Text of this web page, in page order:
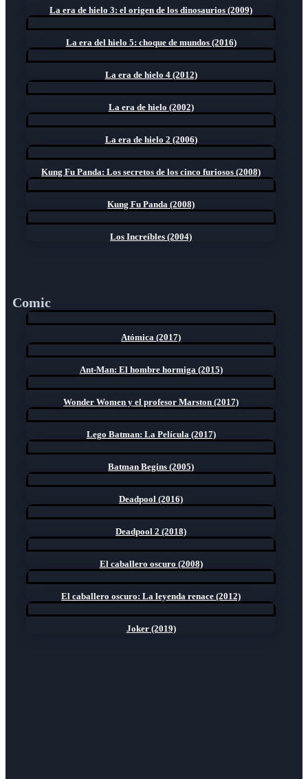
La era de hielo 3: el origen de los dinosaurios (2009)
La era del hielo 5: choque de mundos (2016)
La era de hielo 4 (2012)
La era de hielo (2002)
La era de hielo 2 (2006)
Kung Fu Panda: Los secretos de los cinco furiosos (2008)
Kung Fu Panda (2008)
Los Increíbles (2004)
Comic
Atómica (2017)
Ant-Man: El hombre hormiga (2015)
Wonder Women y el profesor Marston (2017)
Lego Batman: La Película (2017)
Batman Begins (2005)
Deadpool (2016)
Deadpool 2 (2018)
El caballero oscuro (2008)
El caballero oscuro: La leyenda renace (2012)
Joker (2019)